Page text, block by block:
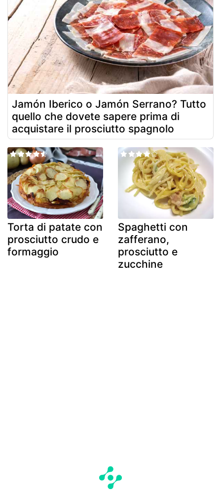
Jamón Iberico o Jamón Serrano? Tutto
quello che dovete sapere prima di
acquistare il prosciutto spagnolo
Torta di patate con
prosciutto crudo e
formaggio
Spaghetti con
zafferano,
prosciutto e
zucchine